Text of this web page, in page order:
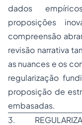
dados
proposições
compreensão
revisão narrativa
as nuances e os
regularização
proposição de
embasadas.
3.